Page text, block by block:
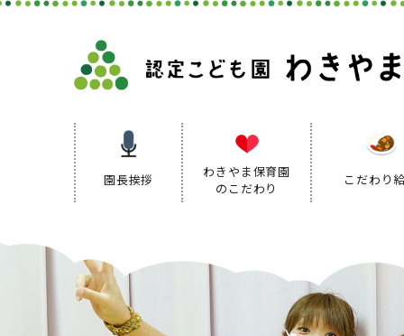
園長挨拶
わきやま保育園
のこだわり
保育方針
保育の特色
こだわり